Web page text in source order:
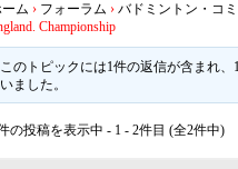
ム › フォーラム › バドミントン・コ
Championship
このトピックには1件の返信が含まれ
いました。
の投稿を表示中 - 1 - 2件目 (全2件中)